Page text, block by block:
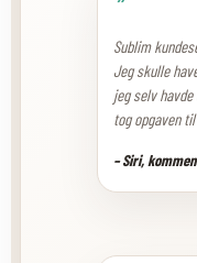
Sublim
Jeg skulle
jeg selv havde
tog opgaven
– Siri,